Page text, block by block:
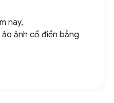
nay,
ảnh cổ điển bằng